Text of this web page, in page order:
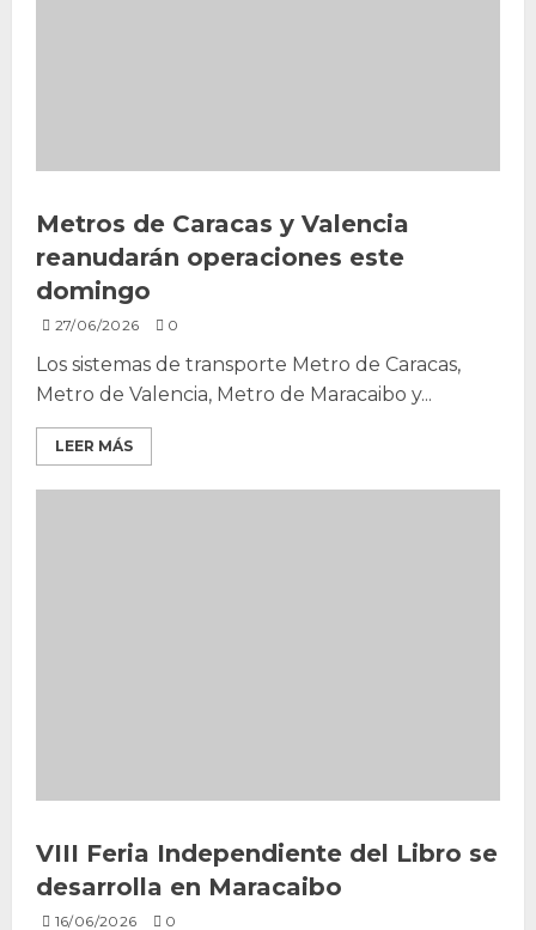
Metros de Caracas y Valencia
reanudarán operaciones este
domingo
27/06/2026 0
Los sistemas de transporte Metro de Caracas,
Metro de Valencia, Metro de Maracaibo y...
LEER MÁS
VIII Feria Independiente del Libro se
desarrolla en Maracaibo
16/06/2026 0